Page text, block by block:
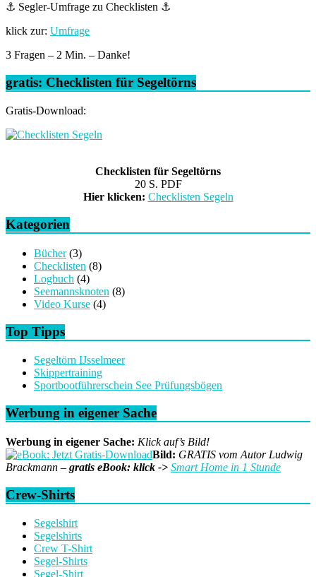
⚓ Segler-Umfrage zu Checklisten ⚓
klick zur: Umfrage
3 Fragen – 2 Min. – Danke!
gratis: Checklisten für Segeltörns
Gratis-Download:
Checklisten für Segeltörns
20 S. PDF
Hier klicken: Checklisten Segeln
Kategorien
Bücher(3)
Checklisten (8)
Logbuch (4)
Seemannsknoten (8)
Video Kurse (4)
Top Tipps
Segeltörn IJsselmeer
Skippertraining
Sportbootführerschein See Prüfungsbögen
Werbung in eigener Sache
Werbung in eigener Sache: Klick auf’s Bild!
Bild: GRATIS vom Autor Ludwig
Brackmann – gratis eBook: klick -> Smart Home in 1 Stunde
Crew-Shirts
Segelshirt
Segelshirts
Crew T-Shirt
Segel-Shirts
Segel-Shirt